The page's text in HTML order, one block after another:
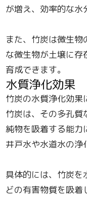
が増え、効率的な水
また、竹炭は微生
な微生物が土壌に存
育成できます。
水質浄化効果
竹炭の水質浄化効果
竹炭は、その多孔質
純物を吸着する能力
井戸水や水道水の浄
具体的には、竹炭を
どの有害物質を吸